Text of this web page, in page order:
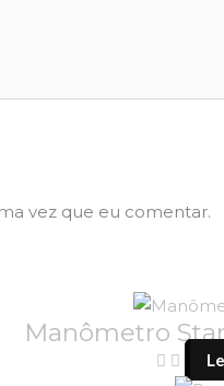
vez que eu comentar.
Manômetro